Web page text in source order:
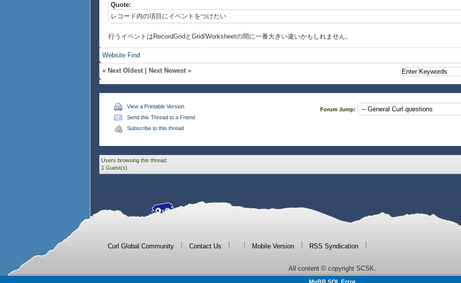
Quote:
レコード内の項目にイベントをつけたい
行うイベントはRecordGridとGrid/Worksheetの間に一番大きい違いかもしれません。
Website Find
« Next Oldest Next Newest »
View a Printable Version
Send this Thread to a Friend
Subscribe to this thread
Forum Jump:
Users browsing this thread:
1 Guest(s)
Curl Global Community Contact Us Mobile Version RSS Syndication
All content © copyright SCSK.